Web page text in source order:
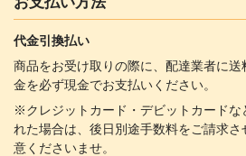
代金引換払い
商品をお受け取りの際に、配達業者に
金を必ず現金でお支払いください。
※クレジットカード・デビットカードな
れた場合は、後日別途手数料をご請求
意くださいませ。